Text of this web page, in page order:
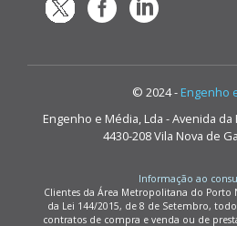
© 2024 - Engenho
Engenho e Média, Lda - Avenida da
4430-208 Vila Nova de
Informação ao
Clientes da Área Metropolitana do Porto
da Lei 144/2015, de 8 de Setembro,
contratos de compra e venda ou de